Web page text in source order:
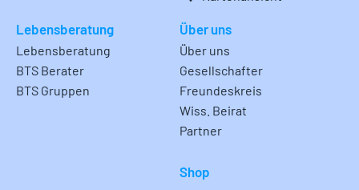
Lebensberatung
Lebensberatung
BTS Berater
BTS Gruppen
Über uns
Über uns
Gesellschafter
Freundeskreis
Wiss. Beirat
Partner
Shop